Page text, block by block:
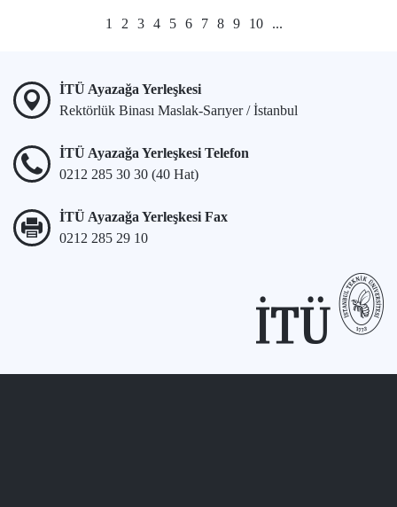
1 2 3 4 5 6 7 8 9 10 ...
İTÜ Ayazağa Yerleşkesi
Rektörlük Binası Maslak-Sarıyer / İstanbul
İTÜ Ayazağa Yerleşkesi Telefon
0212 285 30 30 (40 Hat)
İTÜ Ayazağa Yerleşkesi Fax
0212 285 29 10